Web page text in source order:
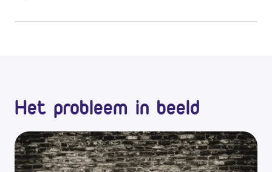
Het probleem in beeld